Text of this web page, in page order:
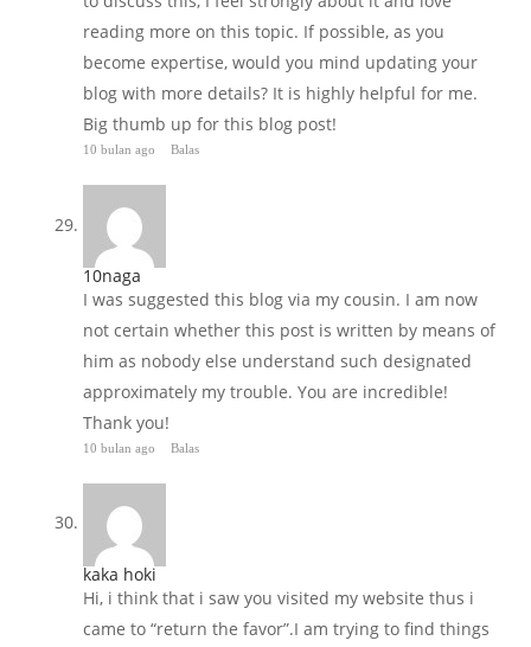
reading more on this topic. If possible, as you
become expertise, would you mind updating your
blog with more details? It is highly helpful for me.
Big thumb up for this blog post!
10 bulan ago Balas
10naga
I was suggested this blog via my cousin. I am now
not certain whether this post is written by means of
him as nobody else understand such designated
approximately my trouble. You are incredible!
Thank you!
10 bulan ago Balas
kaka hoki
Hi, i think that i saw you visited my website thus i
came to “return the favor”.I am trying to find things